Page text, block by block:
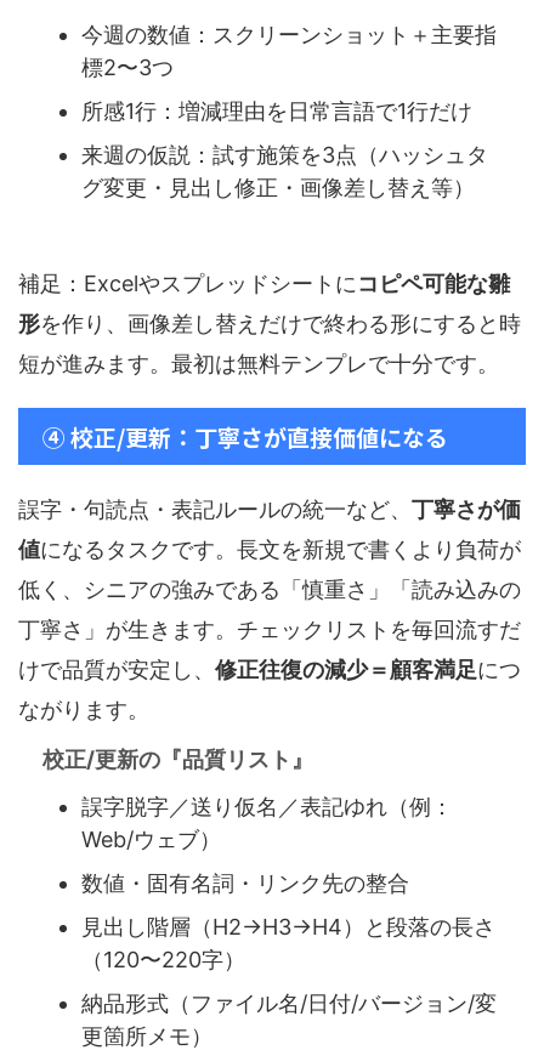
今週の数値：スクリーンショット＋主要指
標2〜3つ
所感1行：増減理由を日常言語で1行だけ
来週の仮説：試す施策を3点（ハッシュタ
グ変更・見出し修正・画像差し替え等）
補足：Excelやスプレッドシートにコピペ可能な雛
形を作り、画像差し替えだけで終わる形にすると時
短が進みます。最初は無料テンプレで十分です。
④ 校正/更新：丁寧さが直接価値になる
誤字・句読点・表記ルールの統一など、 丁寧さが価
値になるタスクです。長文を新規で書くより負荷が
低く、シニアの強みである「慎重さ」「読み込みの
丁寧さ」が生きます。チェックリストを毎回流すだ
けで品質が安定し、 修正往復の減少＝顧客満足につ
ながります。
校正/更新の『品質リスト』
誤字脱字／送り仮名／表記ゆれ（例：
Web/ウェブ）
数値・固有名詞・リンク先の整合
見出し階層（H2→H3→H4）と段落の長さ
（120〜220字）
納品形式（ファイル名/日付/バージョン/変
更箇所メモ）